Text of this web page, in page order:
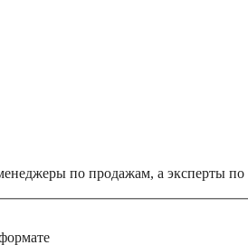
по продажам, а эксперты